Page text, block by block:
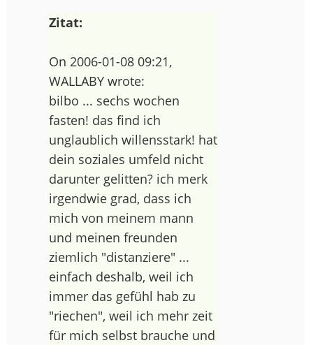
Zitat:
On 2006-01-08 09:21,
WALLABY wrote:
bilbo ... sechs wochen
fasten! das find ich
unglaublich willensstark! hat
dein soziales umfeld nicht
darunter gelitten? ich merk
irgendwie grad, dass ich
mich von meinem mann
und meinen freunden
ziemlich "distanziere" ...
einfach deshalb, weil ich
immer das gefühl hab zu
"riechen", weil ich mehr zeit
für mich selbst brauche und